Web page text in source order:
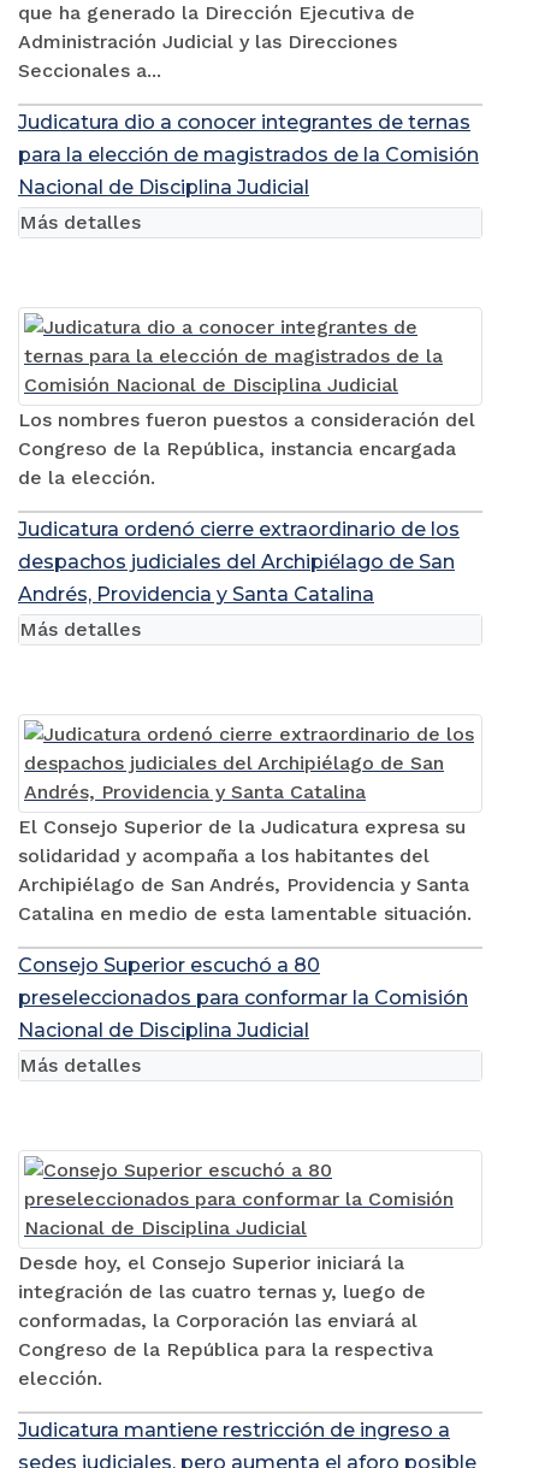
que ha generado la Dirección Ejecutiva de
Administración Judicial y las Direcciones
Seccionales a...
Judicatura dio a conocer integrantes de ternas
para la elección de magistrados de la Comisión
Nacional de Disciplina Judicial
Los nombres fueron puestos a consideración del
Congreso de la República, instancia encargada
de la elección.
Más detalles
Judicatura ordenó cierre extraordinario de los
despachos judiciales del Archipiélago de San
Andrés, Providencia y Santa Catalina
El Consejo Superior de la Judicatura expresa su
solidaridad y acompaña a los habitantes del
Archipiélago de San Andrés, Providencia y Santa
Catalina en medio de esta lamentable situación.
Más detalles
Consejo Superior escuchó a 80
preseleccionados para conformar la Comisión
Nacional de Disciplina Judicial
Desde hoy, el Consejo Superior iniciará la
integración de las cuatro ternas y, luego de
conformadas, la Corporación las enviará al
Congreso de la República para la respectiva
elección.
Más detalles
Judicatura mantiene restricción de ingreso a
sedes judiciales, pero aumenta el aforo posible